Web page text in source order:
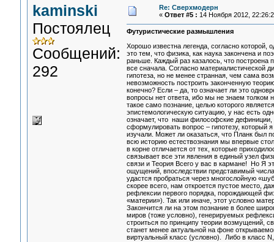
kaminski
Постоялец
Сообщений:
292
Re: Сверхмодерн
« Ответ #5 : 14 Ноября 2012,
Футуристические размышления
Хорошо известна легенда, согласно
это тем, что физика, как наука закончена и
раньше. Каждый раз казалось, что построена
все сначала. Согласно материалистической
гипотеза, но не менее странная, чем сама
невозможность построить законченную
конечно? Если – да, то означает ли это
вопросы нет ответа, ибо мы не знаем толком
такое само познание, целью которого
эпистемологическую ситуацию, у нас есть
означает, что наши философские дефиниции,
сформулировать вопрос – гипотезу, который
изучали. Может ли оказаться, что Планк был
всю историю естествознания мы впервые
в корне отличается от тех, которые
связывает все эти явления в единый узел
связи и Теория Всего у вас в кармане! Но Я
ощущений, впоследствии представимый
удастся пробраться через многослойную
скорее всего, нам откроется пустое место,
рефлексии первого порядка, порождающей
«материи»). Так или иначе, этот условно
Закончится ли на этом познание в более
миров (тоже условно), генерируемых
строиться по принципу теории возмущений,
станет менее актуальной на фоне
виртуальный класс (условно). Либо в